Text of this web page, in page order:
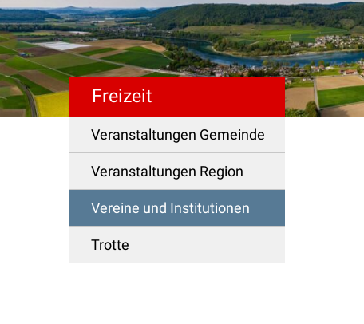
Freizeit
Veranstaltungen Gemeinde
Veranstaltungen Region
Vereine und Institutionen
Trotte
Schnellzugriff